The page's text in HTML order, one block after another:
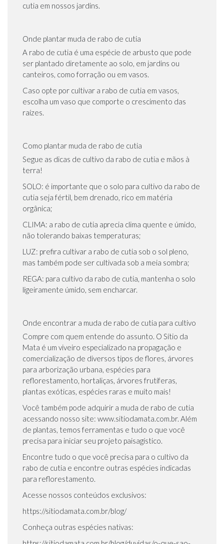
cutia em nossos jardins.
Onde plantar muda de rabo de cutia
A rabo de cutia é uma espécie de arbusto que pode
ser plantado diretamente ao solo, em jardins ou
canteiros, como forração ou em vasos.
Caso opte por cultivar a rabo de cutia em vasos,
escolha um vaso que comporte o crescimento das
raízes.
Como plantar muda de rabo de cutia
Segue as dicas de cultivo da rabo de cutia e mãos à
terra!
SOLO: é importante que o solo para cultivo da rabo de
cutia seja fértil, bem drenado, rico em matéria
orgânica;
CLIMA: a rabo de cutia aprecia clima quente e úmido,
não tolerando baixas temperaturas;
LUZ: prefira cultivar a rabo de cutia sob o sol pleno,
mas também pode ser cultivada sob a meia sombra;
REGA: para cultivo da rabo de cutia, mantenha o solo
ligeiramente úmido, sem encharcar.
Onde encontrar a muda de rabo de cutia para cultivo
Compre com quem entende do assunto. O Sítio da
Mata é um viveiro especializado na propagação e
comercialização de diversos tipos de flores, árvores
para arborização urbana, espécies para
reflorestamento, hortaliças, árvores frutíferas,
plantas exóticas, espécies raras e muito mais!
Você também pode adquirir a muda de rabo de cutia
acessando nosso site: www.sitiodamata.com.br. Além
de plantas, temos ferramentas e tudo o que você
precisa para iniciar seu projeto paisagístico.
Encontre tudo o que você precisa para o cultivo da
rabo de cutia e encontre outras espécies indicadas
para reflorestamento.
Acesse nossos conteúdos exclusivos:
https://sitiodamata.com.br/blog/
Conheça outras espécies nativas: